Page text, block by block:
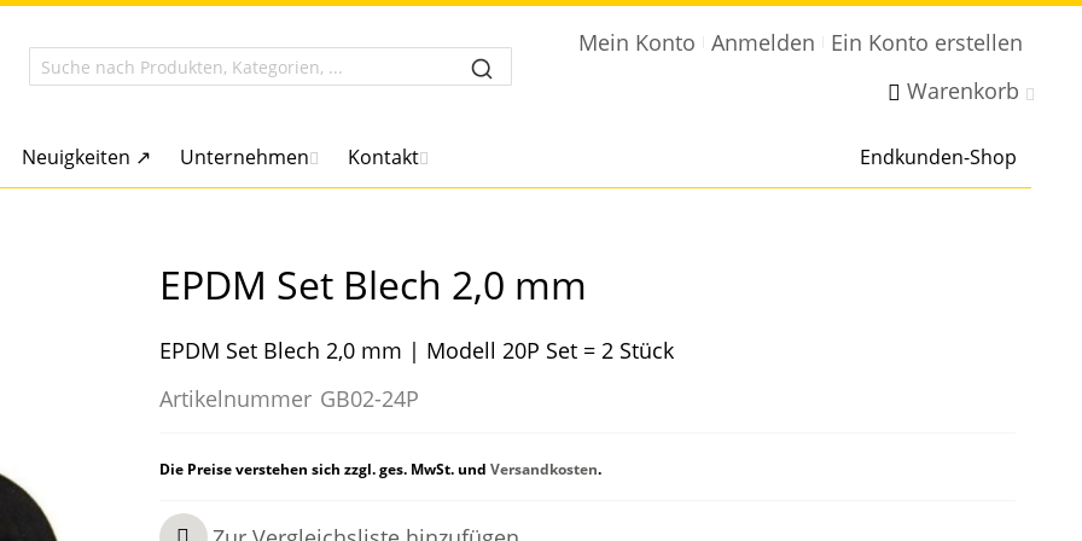
Mein Konto Anmelden
Ein Konto erstellen
Warenkorb
Neuigkeiten ↗ Unternehmen Kontakt Endkunden-Shop
EPDM Set Blech 2,0 mm
EPDM Set Blech 2,0 mm | Modell 20P Set = 2 Stück
Artikelnummer GB02-24P
Die Preise verstehen sich zzgl. ges. MwSt. und Versandkosten.